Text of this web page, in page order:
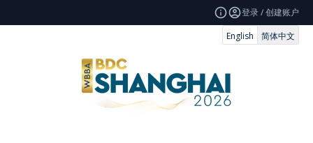
登录 / 创建账户
English
简体中文